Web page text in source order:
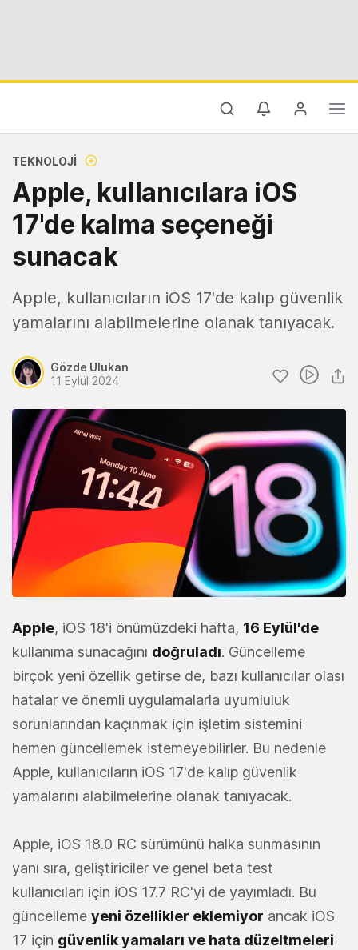
TEKNOLOJI
Apple, kullanıcılara iOS
17'de kalma seçeneği
sunacak
Apple, kullanıcıların iOS 17'de kalıp güvenlik
yamalarını alabilmelerine olanak tanıyacak.
Gözde Ulukan
11 Eylül 2024
Apple, iOS 18'i önümüzdeki hafta, 16 Eylül'de
kullanıma sunacağını doğruladı. Güncelleme
birçok yeni özellik getirse de, bazı kullanıcılar olası
hatalar ve önemli uygulamalarla uyumluluk
sorunlarından kaçınmak için işletim sistemini
hemen güncellemek istemeyebilirler. Bu nedenle
Apple, kullanıcıların iOS 17'de kalıp güvenlik
yamalarını alabilmelerine olanak tanıyacak.
Apple, iOS 18.0 RC sürümünü halka sunmasının
yanı sıra, geliştiriciler ve genel beta test
kullanıcıları için iOS 17.7 RC'yi de yayımladı. Bu
güncelleme yeni özellikler eklemiyor ancak iOS
17 için güvenlik yamaları ve hata düzeltmeleri